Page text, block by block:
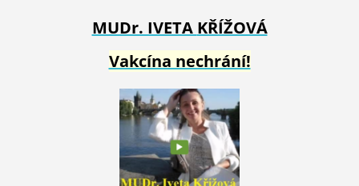
MUDr. IVETA KŘÍŽOVÁ
Vakcína nechrání!